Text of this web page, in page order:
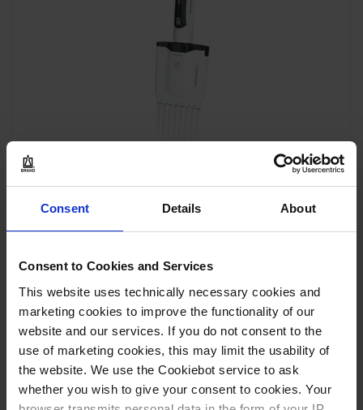
Consent Details About
Consent to Cookies and Services
This website uses technically necessary cookies and
marketing cookies to improve the functionality of our
website and our services. If you do not consent to the
use of marketing cookies, this may limit the usability of
the website. We use the Cookiebot service to ask
whether you wish to give your consent to cookies. Your
variable, DE-M
AU PRODUIT